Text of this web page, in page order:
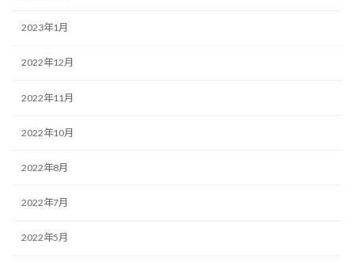
2023年1月
2022年12月
2022年11月
2022年10月
2022年8月
2022年7月
2022年5月